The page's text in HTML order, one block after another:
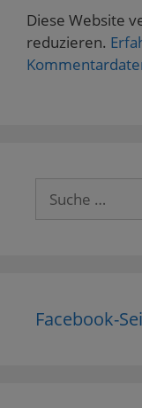
Diese Website
reduzieren.
nach:
Facebook-